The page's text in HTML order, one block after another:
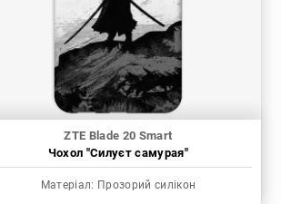
ZTE Blade 20 Smart
Чохол "Силуєт самурая"
Матеріал: Прозорий силікон